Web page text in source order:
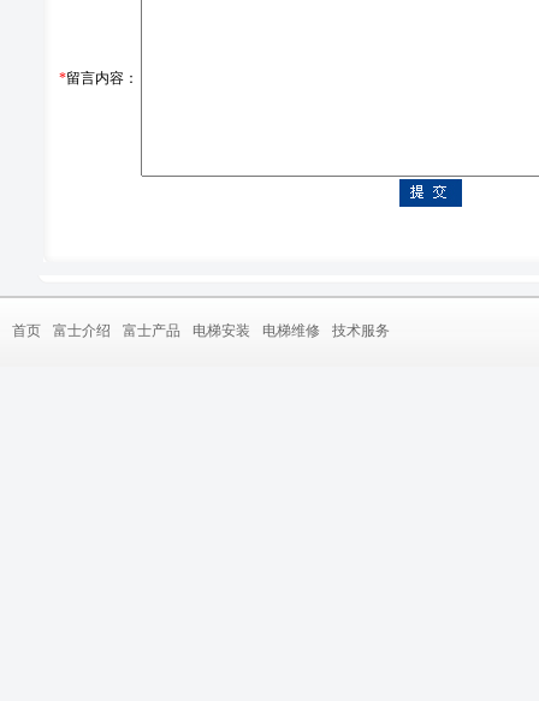
*留言内容：
首页 富士介绍 富士产品 电梯安装 电梯维修 技术服务